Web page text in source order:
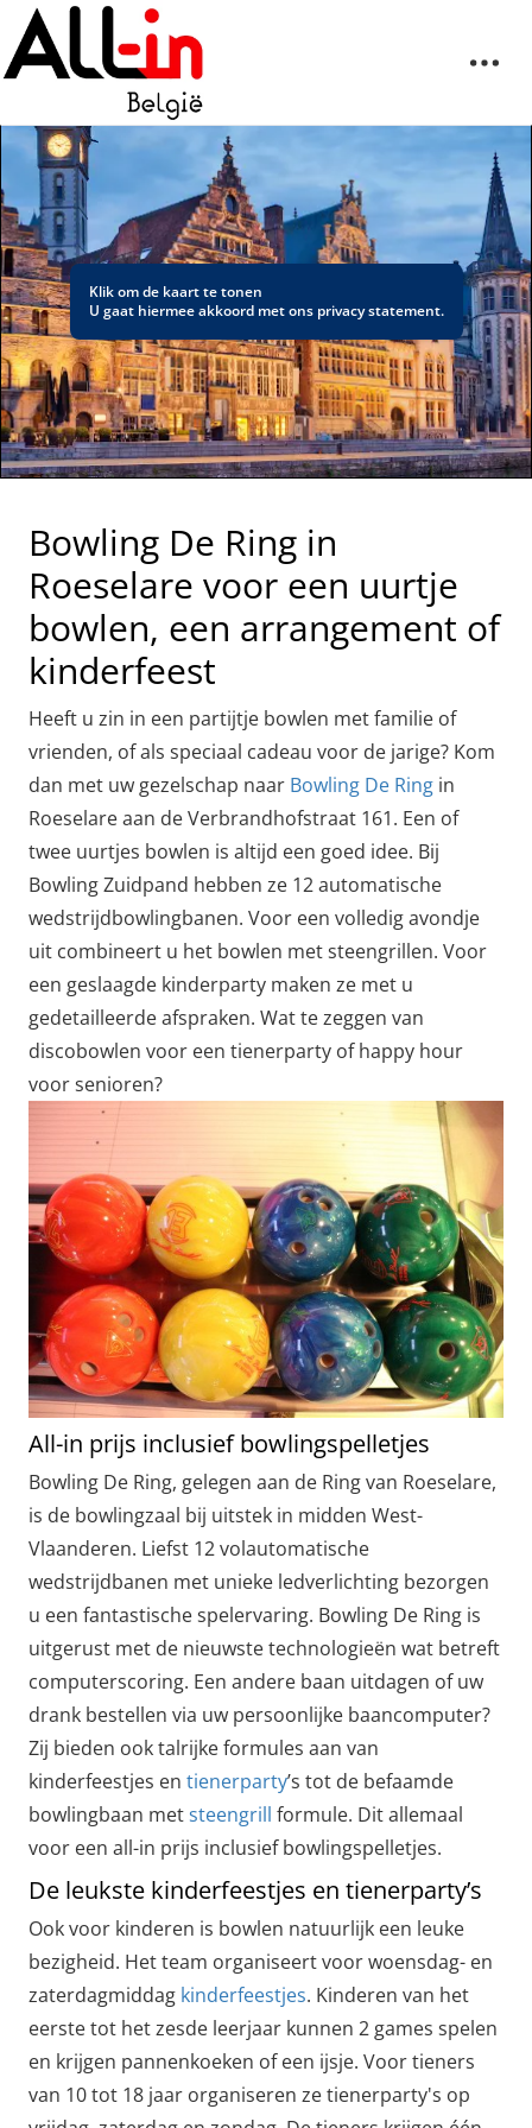
Klik om de kaart te tonen
U gaat hiermee akkoord met ons privacy statement.
Bowling De Ring in
Roeselare voor een uurtje
bowlen, een arrangement of
kinderfeest
Heeft u zin in een partijtje bowlen met familie of
vrienden, of als speciaal cadeau voor de jarige? Kom
dan met uw gezelschap naar Bowling De Ring in
Roeselare aan de Verbrandhofstraat 161. Een of
twee uurtjes bowlen is altijd een goed idee. Bij
Bowling Zuidpand hebben ze 12 automatische
wedstrijdbowlingbanen. Voor een volledig avondje
uit combineert u het bowlen met steengrillen. Voor
een geslaagde kinderparty maken ze met u
gedetailleerde afspraken. Wat te zeggen van
discobowlen voor een tienerparty of happy hour
voor senioren?
All-in prijs inclusief bowlingspelletjes
Bowling De Ring, gelegen aan de Ring van Roeselare,
is de bowlingzaal bij uitstek in midden West-
Vlaanderen. Liefst 12 volautomatische
wedstrijdbanen met unieke ledverlichting bezorgen
u een fantastische spelervaring. Bowling De Ring is
uitgerust met de nieuwste technologieën wat betreft
computerscoring. Een andere baan uitdagen of uw
drank bestellen via uw persoonlijke baancomputer?
Zij bieden ook talrijke formules aan van
kinderfeestjes en tienerparty’s tot de befaamde
bowlingbaan metsteengrill formule. Dit allemaal
voor een all-in prijs inclusief bowlingspelletjes.
De leukste kinderfeestjes en tienerparty’s
Ook voor kinderen is bowlen natuurlijk een leuke
bezigheid. Het team organiseert voor woensdag- en
zaterdagmiddag kinderfeestjes. Kinderen van het
eerste tot het zesde leerjaar kunnen 2 games spelen
en krijgen pannenkoeken of een ijsje. Voor tieners
van 10 tot 18 jaar organiseren ze tienerparty's op